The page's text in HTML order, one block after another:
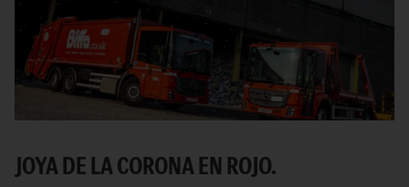
JOYA DE LA CORONA EN ROJO.